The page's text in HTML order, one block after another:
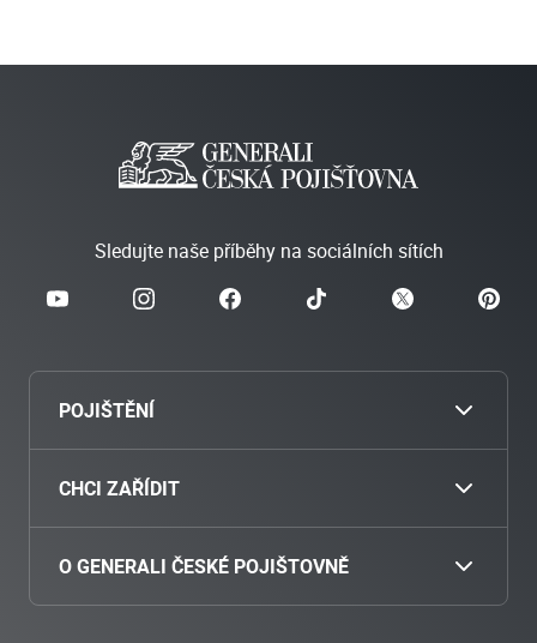
Sledujte naše příběhy na sociálních sítích
POJIŠTĚNÍ
Cestovní
CHCI ZAŘÍDIT
Nahlásit škodu
O GENERALI ČESKÉ POJIŠTOVNĚ